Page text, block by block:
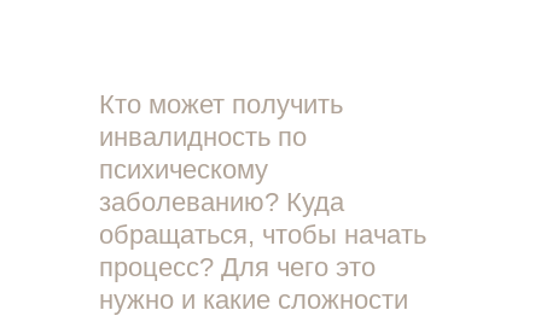
Кто может получить
инвалидность по
психическому
заболеванию? Куда
обращаться, чтобы начать
процесс? Для чего это
нужно и какие сложности